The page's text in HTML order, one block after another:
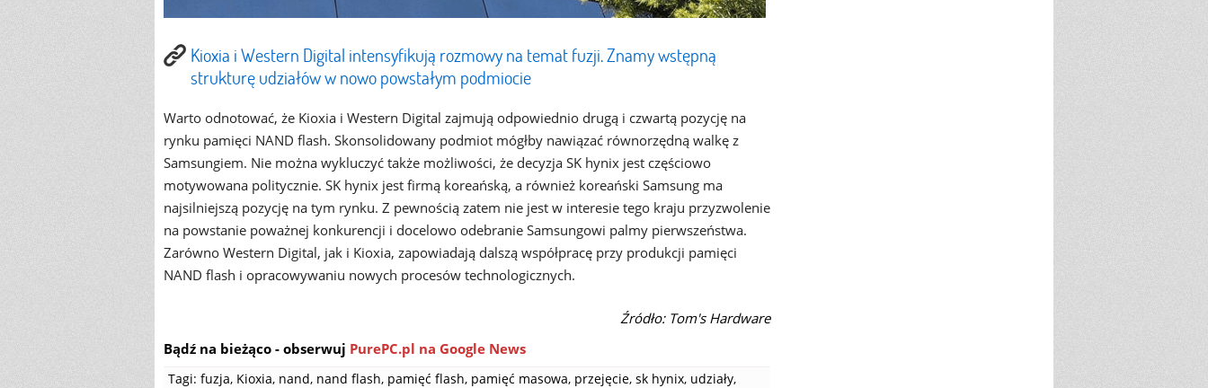
Kioxia i Western Digital intensyfikują rozmowy na temat fuzji. Znamy wstępną
strukturę udziałów w nowo powstałym podmiocie
Warto odnotować, że Kioxia i Western Digital zajmują odpowiednio drugą i czwartą pozycję na
rynku pamięci NAND flash. Skonsolidowany podmiot mógłby nawiązać równorzędną walkę z
Samsungiem. Nie można wykluczyć także możliwości, że decyzja SK hynix jest częściowo
motywowana politycznie. SK hynix jest firmą koreańską, a również koreański Samsung ma
najsilniejszą pozycję na tym rynku. Z pewnością zatem nie jest w interesie tego kraju przyzwolenie
na powstanie poważnej konkurencji i docelowo odebranie Samsungowi palmy pierwszeństwa.
Zarówno Western Digital, jak i Kioxia, zapowiadają dalszą współpracę przy produkcji pamięci
NAND flash i opracowywaniu nowych procesów technologicznych.
Źródło: Tom's Hardware
Bądź na bieżąco - obserwuj PurePC.pl na Google News
Tagi: fuzja, Kioxia, nand, nand flash, pamięć flash, pamięć masowa, przejęcie, sk hynix, udziały,